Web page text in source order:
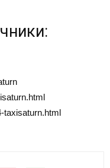
taxisaturn.html